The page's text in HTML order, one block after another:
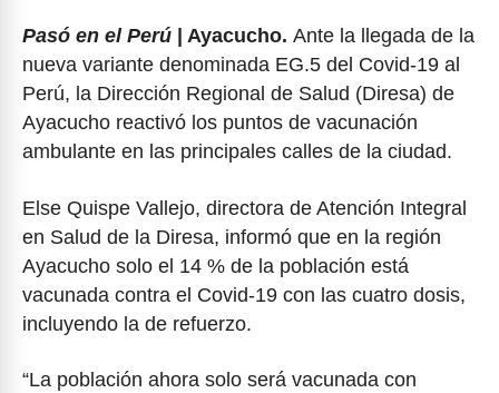
Pasó en el Perú | Ayacucho. Ante la llegada de la
nueva variante denominada EG.5 del Covid-19 al
Perú, la Dirección Regional de Salud (Diresa) de
Ayacucho reactivó los puntos de vacunación
ambulante en las principales calles de la ciudad.
Else Quispe Vallejo, directora de Atención Integral
en Salud de la Diresa, informó que en la región
Ayacucho solo el 14 % de la población está
vacunada contra el Covid-19 con las cuatro dosis,
incluyendo la de refuerzo.
“La población ahora solo será vacunada con